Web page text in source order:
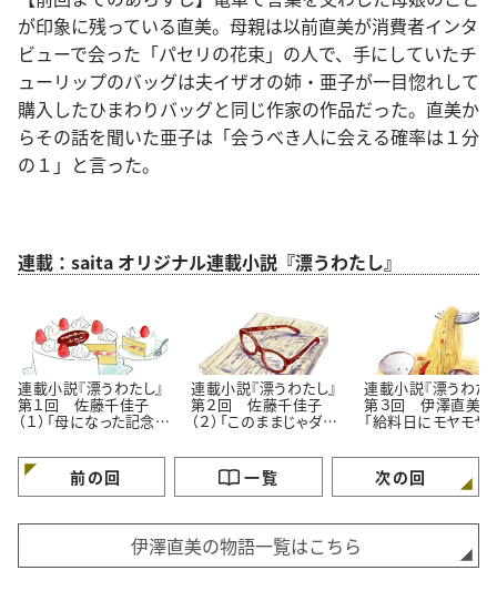
が印象に残っている直美。母親は以前直美が消費者インタ
ビューで会った「パセリの花束」の人で、手にしていたチ
ューリップのバッグは夫イザオの姉・亜子が一目惚れして
購入したひまわりバッグと同じ作家の作品だった。直美か
らその話を聞いた亜子は「会うべき人に会える確率は１分
の１」と言った。
連載：saita オリジナル連載小説『漂うわたし』
連載小説『漂うわたし』
第１回 佐藤千佳子
（１）「母になった記念
連載小説『漂うわたし』
第２回 佐藤千佳子
（２）「このままじゃダ
連載小説『漂うわた
第３回 伊澤直美（
「給料日にモヤモヤ
前の回 一覧 次の回
伊澤直美の物語一覧はこちら